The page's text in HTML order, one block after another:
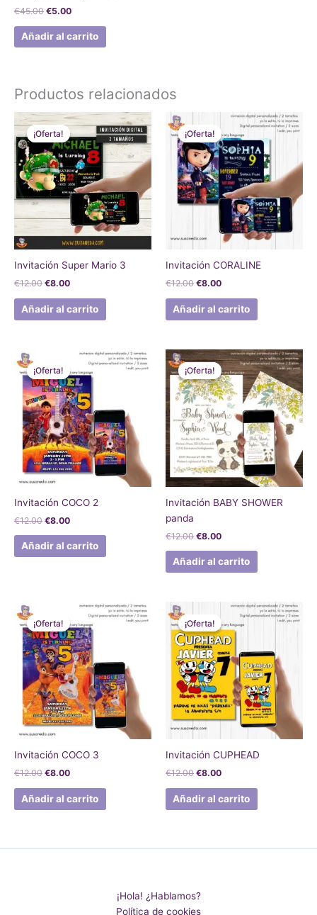
€45.00 €5.00
Añadir al carrito
Productos relacionados
¡Oferta!
¡Oferta!
Invitación Super Mario 3
€12.00
El
precio
original
era:
€12.00.
€8.00
El
precio
actual
es:
€8.00.
Añadir al carrito
¡Oferta!
¡Oferta!
Invitación CORALINE
€12.00
precio
original
era:
€12.00.
€8.00
precio
actual
es:
€8.00.
Añadir al carrito
¡Oferta!
¡Oferta!
Invitación COCO 2
€12.00
precio
original
era:
€12.00.
€8.00
precio
actual
es:
€8.00.
Añadir al carrito
¡Oferta!
¡Oferta!
Invitación BABY SHOWER
panda
€12.00
El
precio
original
era:
€12.00.
€8.00
El
precio
actual
es:
€8.00.
Añadir al carrito
¡Oferta!
¡Oferta!
Invitación COCO 3
€12.00
precio
original
era:
€12.00.
€8.00
precio
actual
es:
€8.00.
Añadir al carrito
¡Oferta!
¡Oferta!
Invitación CUPHEAD
€12.00
precio
original
era:
€12.00.
€8.00
precio
actual
es:
€8.00.
Añadir al carrito
¡Hola! ¿Hablamos?
Política de cookies